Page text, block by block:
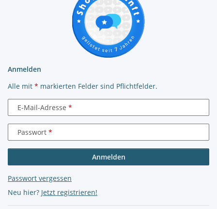
Anmelden
Alle mit * markierten Felder sind Pflichtfelder.
E-Mail-Adresse
Passwort
Anmelden
Passwort vergessen
Neu hier? Jetzt registrieren!